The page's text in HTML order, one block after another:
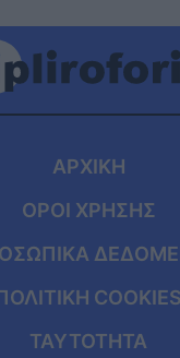
ΑΡΧΙΚΗ
ΟΡΟΙ ΧΡΗΣΗΣ
COOKIES
ΤΑΥΤΟΤΗΤΑ